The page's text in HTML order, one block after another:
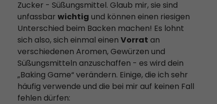
Zucker - Süßungsmittel. Glaub mir, sie sind
unfassbar wichtig und können einen riesigen
Unterschied beim Backen machen! Es lohnt
sich also, sich einmal einen Vorrat an
verschiedenen Aromen, Gewürzen und
Süßungsmitteln anzuschaffen - es wird dein
„Baking Game“ verändern. Einige, die ich sehr
häufig verwende und die bei mir auf keinen Fall
fehlen dürfen: